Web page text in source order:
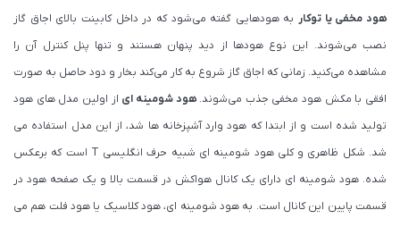
هود مخفی یا توکار به هودهایی گفته می‌شود که در داخل کابینت بالای اجاق گاز
نصب می‌شوند. این نوع هودها از دید پنهان هستند و تنها پنل کنترل آن را
مشاهده می‌کنید. زمانی که اجاق گاز شروع به کار می‌کند بخار و دود حاصل به صورت
افقی با مکش هود مخفی جذب می‌شوند.هود شومینه ای از اولین مدل های هود
تولید شده است و از ابتدا که هود وارد آشپزخانه ها شد، از این مدل استفاده می
شد. شکل ظاهری و کلی هود شومینه ای شبیه حرف انگلیسی T است که برعکس
شده. هود شومینه ای دارای یک کانال هواکش در قسمت بالا و یک صفحه هود در
قسمت پایین این کانال است. به هود شومینه ای، هود کلاسیک یا هود فلت هم می